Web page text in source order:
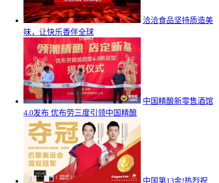
洽洽食品坚持质造美
味，让快乐香伴全球
中国精酿新零售酒馆
4.0发布 优布劳三度引领中国精酿
中国第13金!热烈祝